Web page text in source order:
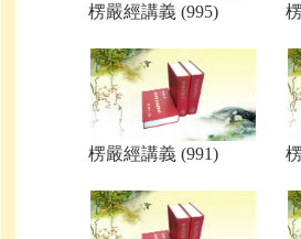
楞嚴經講義 (995)
楞嚴經講義 (991)